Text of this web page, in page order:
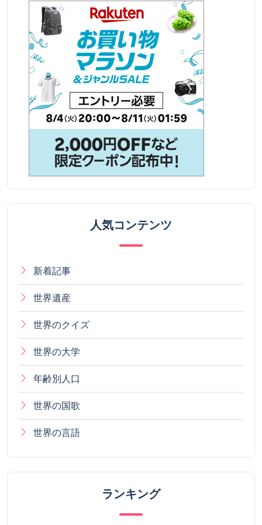
人気コンテンツ
新着記事
世界遺産
世界のクイズ
世界の大学
年齢別人口
世界の国歌
世界の言語
ランキング